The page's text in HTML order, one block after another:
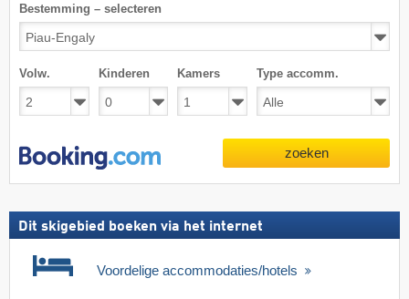
Bestemming – selecteren
Volw. Kinderen Kamers Type accomm.
zoeken
Dit skigebied boeken via het internet
Voordelige accommodaties/hotels